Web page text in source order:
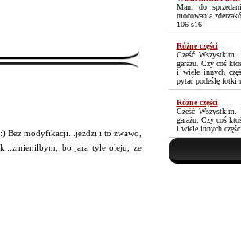
Bez modyfikacji...jezdzi i to zwawo,
bo jara tyle oleju, ze
Mam do
mocowania
106 s16
Różne części
Cześć
garażu. Czy coś
i wiele innych
pytać podeślę fotki
Różne części
Cześć
garażu. Czy coś
i wiele innych